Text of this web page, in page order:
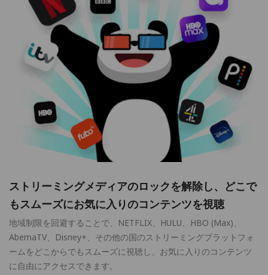
ストリーミングメディアのロックを解除し、どこで
もスムーズにお気に入りのコンテンツを視聴
地域制限を回避することで、NETFLIX、HULU、HBO (Max)、
AbemaTV、Disney+、その他の国のストリーミングプラットフォ
ームをどこからでもスムーズに視聴し、お気に入りのコンテンツ
に自由にアクセスできます。